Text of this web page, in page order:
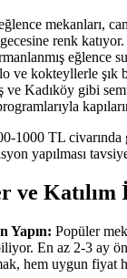
mekanları,
renk
eğlence
ve kokteyllerle şık
ve Kadıköy gibi
1000 TL civarında
yapılması
ve Katılım
Yapın: Popüler
En az 2-3 ay
hem uygun fiyat